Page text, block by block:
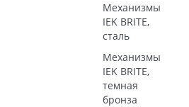
Механизмы
IEK BRITE,
сталь
Механизмы
IEK BRITE,
темная
бронза